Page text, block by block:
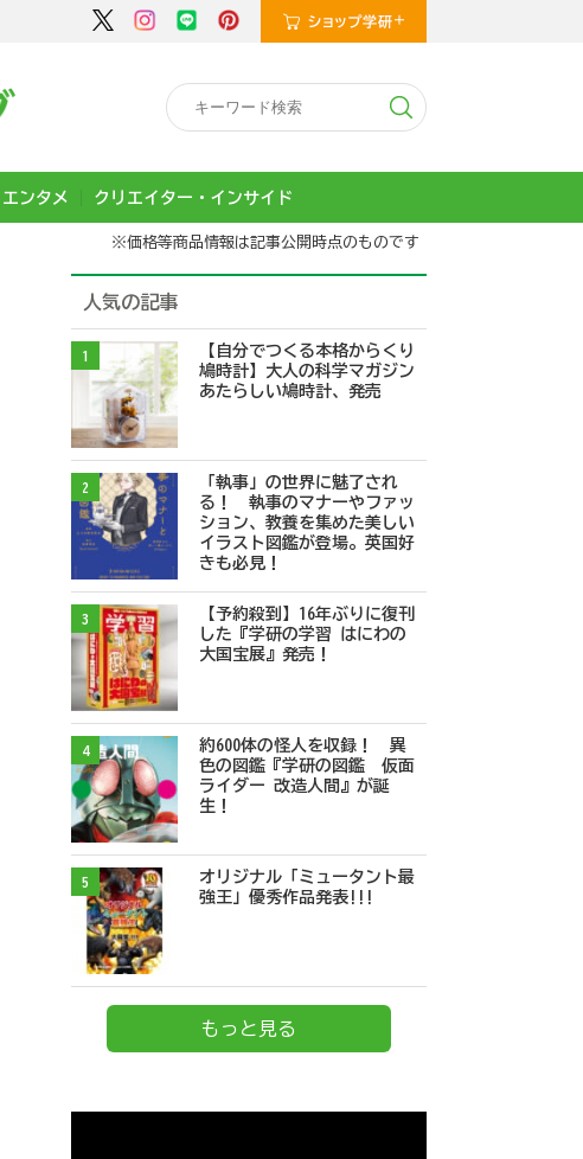
エンタメ クリエイター・インサイド
※価格等商品情報は記事公開時点のものです
人気の記事
1
【自分でつくる本格からくり
鳩時計】大人の科学マガジン
あたらしい鳩時計、発売
2
「執事」の世界に魅了され
る！ 執事のマナーやファッ
ション、教養を集めた美しい
イラスト図鑑が登場。英国好
きも必見！
3
【予約殺到】16年ぶりに復刊
した『学研の学習 はにわの
大国宝展』発売！
4
約600体の怪人を収録！ 異
色の図鑑『学研の図鑑 仮面
ライダー 改造人間』が誕
生！
5
オリジナル「ミュータント最
強王」優秀作品発表!!!
もっと見る